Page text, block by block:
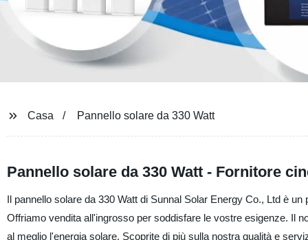
Casa Pannello solare da 330 Watt
Pannello solare da 330 Watt - Fornitore
Il pannello solare da 330 Watt di Sunnal Solar Energy Co., Ltd è
Offriamo vendita all'ingrosso per soddisfare le vostre esigenze. Il
al meglio l'energia solare. Scoprite di più sulla nostra qualità e